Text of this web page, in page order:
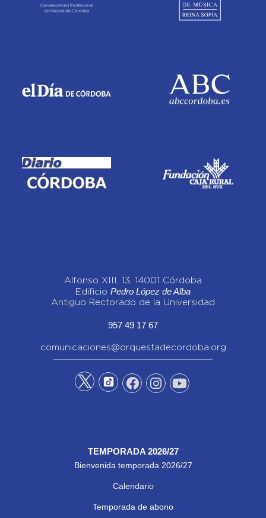
Alfonso XIII, 13, 14001 Córdoba
Edificio Pedro López de Alba
Antiguo Rectorado de la Universidad
957 49 17 67
comunicaciones@orquestadecordoba.org
TEMPORADA 2026/27
Bienvenida temporada 2026/27
Calendario
Temporada de abono